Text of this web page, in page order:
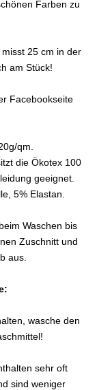
Farben zu
25 cm in der
am Stück!
Facebookseite
qm.
die Ökotex 100
geeignet.
5% Elastan.
Waschen bis
Zuschnitt und
aus.
wasche den
sehr oft
sind weniger